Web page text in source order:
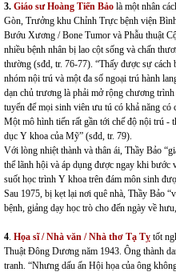
3. Giáo sư Hoàng Tiến Bảo là một nhân
Gòn, Trưởng khu Chỉnh Trực bệnh viện
Bướu Xương / Bone Tumor và Phẫu thuật
nhiều bệnh nhân bị lao cột sống và chấn
thường (sđd, tr. 76-77). “Thấy được sự cách
nhóm nội trú và một đa số ngoại trú hành
dạn chủ trương là phải mở rộng chương
tuyển để mọi sinh viên ưu tú có khả năng
Một mô hình tiến rất gần tới chế độ nội trú -
dục Y khoa của Mỹ” (sđd, tr. 79).
Với lòng nhiệt thành và thân ái, Thầy Bảo
thể lãnh hội và áp dụng được ngay khi bước
suốt học trình Y khoa trên đám môn sinh
Sau 1975, bị kẹt lại nơi quê nhà, Thầy Bảo
bệnh, giảng dạy học trò cho đến ngày về
4. Họa sĩ / Nhà văn / Nhà thơ Tạ Tỵ tốt
Thuật Đông Dương năm 1943. Ông thành
tranh. “Nhưng dấu ấn Hội họa của ông